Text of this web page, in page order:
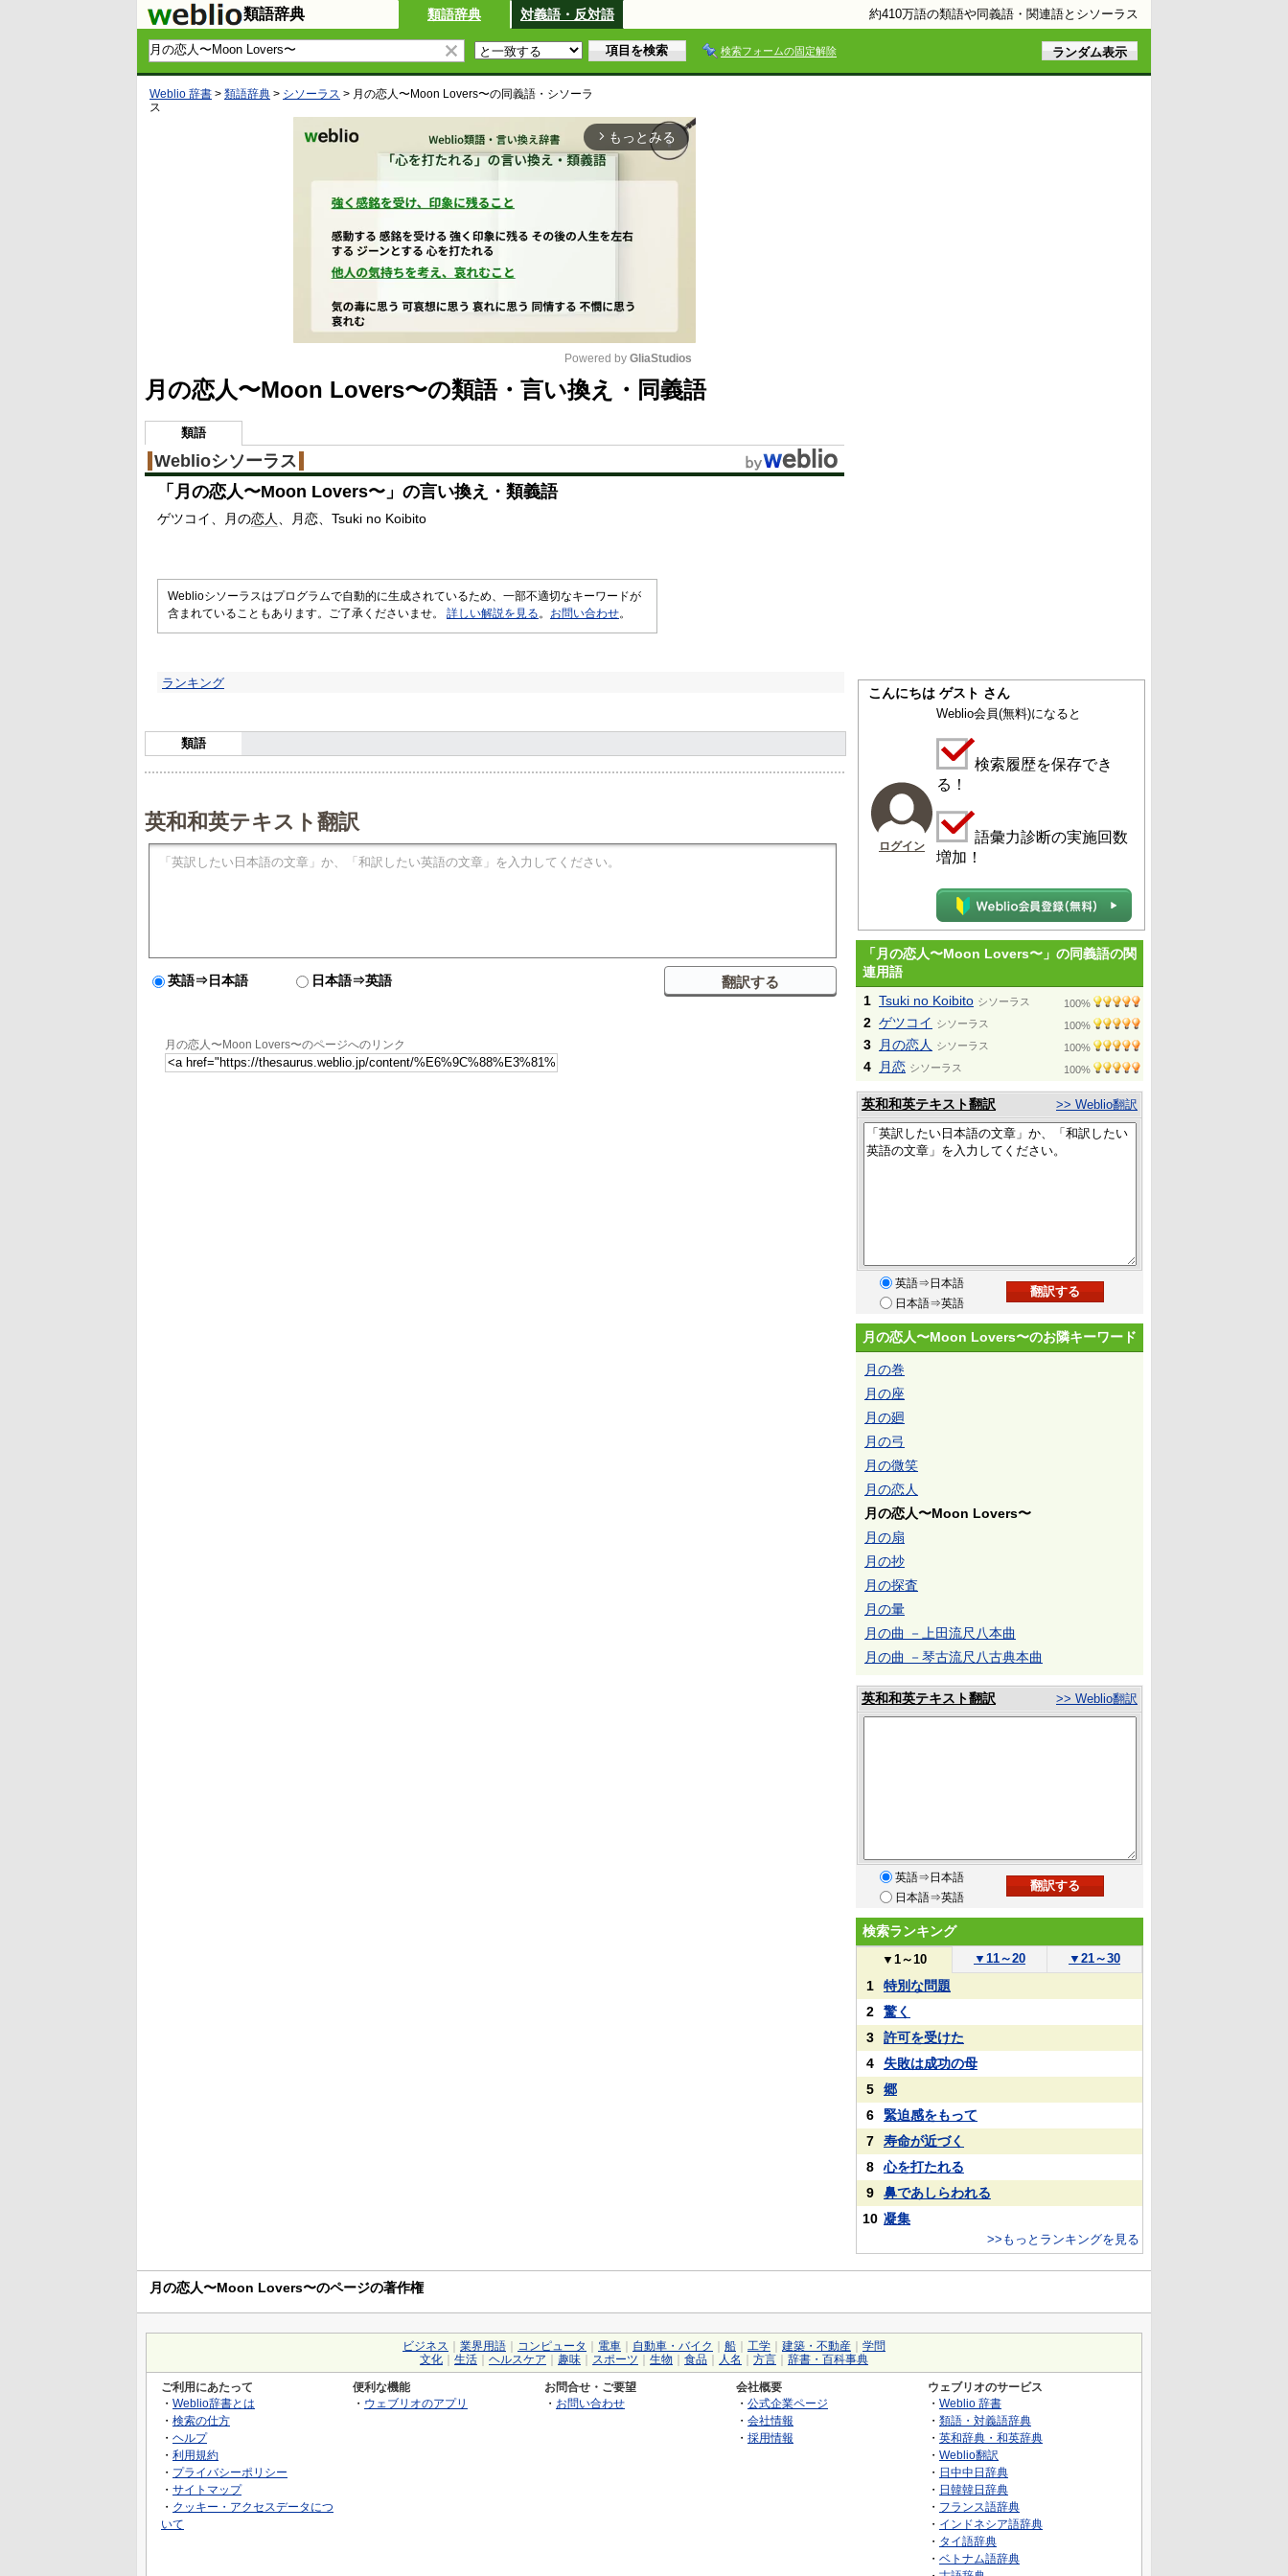
類語辞典 類語辞典 対義語・反対語 約410万語の類語や同義語・関連語とシソーラス
検索フォームの固定解除
Weblio 辞書 > 類語辞典 > シソーラス > 月の恋人〜Moon Lovers〜の同義語・シソーラ
ス
arrow_forward_ios もっとみる
Powered by GliaStudios
月の恋人〜Moon Lovers〜の類語・言い換え・同義語
類語
Weblioシソーラス
「 月の恋人〜Moon Lovers〜 」の言い換え・類義語
ゲツコイ 月の恋人 月恋 Tsuki no Koibito
Weblioシソーラスはプログラムで自動的に生成されているため、一部不適切なキーワードが
含まれていることもあります。ご了承くださいませ。 詳しい解説を見る 。 お問い合わせ。
ランキング
類語
英和和英テキスト翻訳
英語⇒日本語 日本語⇒英語
月の恋人〜Moon Lovers〜のページへのリンク
こんにちは ゲスト さん
ログイン
Weblio会員(無料)になると
検索履歴を保存でき
る！
語彙力診断の実施回数
増加！
「月の恋人〜Moon Lovers〜」の同義語の関
連用語
1 Tsuki no Koibito シソーラス 100%
2 ゲツコイ シソーラス 100%
3 月の恋人 シソーラス 100%
4 月恋 シソーラス 100%
英和和英テキスト翻訳 >> Weblio翻訳
英語⇒日本語
日本語⇒英語
月の恋人〜Moon Lovers〜のお隣キーワード
月の巻
月の座
月の廻
月の弓
月の微笑
月の恋人
月の恋人〜Moon Lovers〜
月の扇
月の抄
月の探査
月の暈
月の曲 －上田流尺八本曲
月の曲 －琴古流尺八古典本曲
英和和英テキスト翻訳 >> Weblio翻訳
英語⇒日本語
日本語⇒英語
検索ランキング
▼ 1～10 ▼ 11～20 ▼ 21～30
1
特別な問題
2
驚く
3
許可を受けた
4
失敗は成功の母
5
郷
6
緊迫感をもって
7
寿命が近づく
8
心を打たれる
9
鼻であしらわれる
10 凝集
>>もっとランキングを見る
月の恋人〜Moon Lovers〜のページの著作権
ビジネス 業界用語 コンピュータ 電車 自動車・バイク 船 工学 建築・不動産
学問
文化
生活 ヘルスケア 趣味 スポーツ 生物 食品 人名 方言 辞書・百科事典
ご利用にあたって
・ Weblio辞書とは
・ 検索の仕方
・ ヘルプ
・ 利用規約
・ プライバシーポリシー
・ サイトマップ
・ クッキー・アクセスデータにつ
いて
便利な機能
・ ウェブリオのアプリ
お問合せ・ご要望
・ お問い合わせ
会社概要
・ 公式企業ページ
・ 会社情報
・ 採用情報
ウェブリオのサービス
・ Weblio 辞書
・ 類語・対義語辞典
・ 英和辞典・和英辞典
・ Weblio翻訳
・ 日中中日辞典
・ 日韓韓日辞典
・ フランス語辞典
・ インドネシア語辞典
・ タイ語辞典
・ ベトナム語辞典